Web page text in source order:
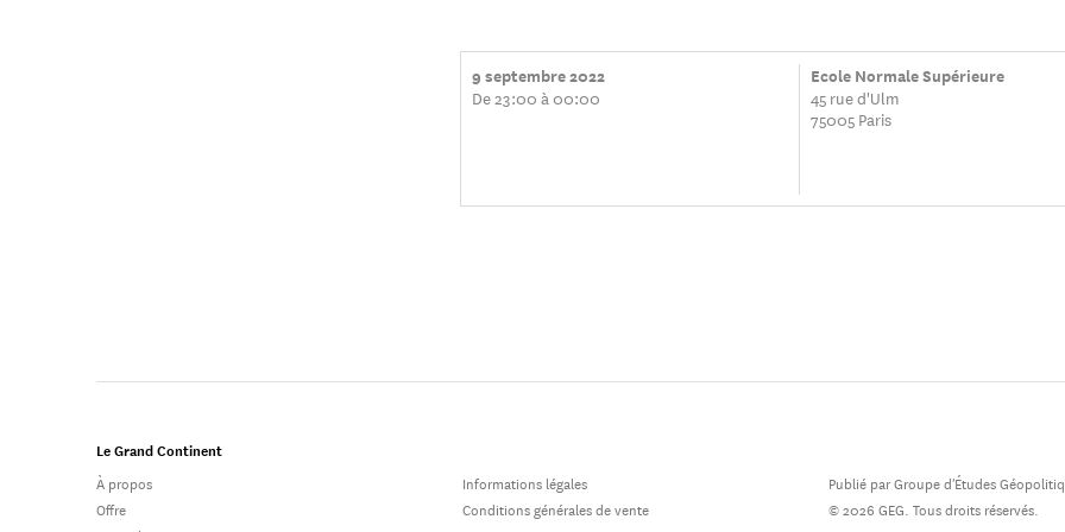
9 septembre 2022
De 23:00 à 00:00
Ecole Normale Supérieure
45 rue d'Ulm
75005 Paris
Le Grand Continent
À propos
Offre
Informations légales
Conditions générales de vente
Publié par Groupe d'Études
© 2026 GEG. Tous droits réservés.